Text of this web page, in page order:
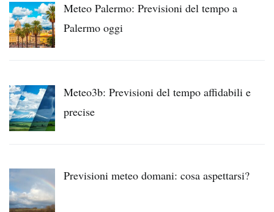
Meteo Palermo: Previsioni del tempo a
Palermo oggi
Meteo3b: Previsioni del tempo affidabili e
precise
Previsioni meteo domani: cosa aspettarsi?